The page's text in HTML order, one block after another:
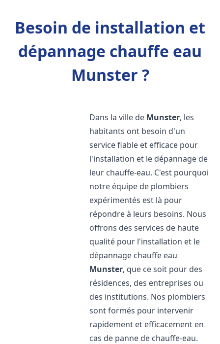
Besoin de installation et
dépannage chauffe eau
Munster ?
Dans la ville de Munster, les
habitants ont besoin d'un
service fiable et efficace pour
l'installation et le dépannage de
leur chauffe-eau. C'est pourquoi
notre équipe de plombiers
expérimentés est là pour
répondre à leurs besoins. Nous
offrons des services de haute
qualité pour l'installation et le
dépannage chauffe eau
Munster, que ce soit pour des
résidences, des entreprises ou
des institutions. Nos plombiers
sont formés pour intervenir
rapidement et efficacement en
cas de panne de chauffe-eau.